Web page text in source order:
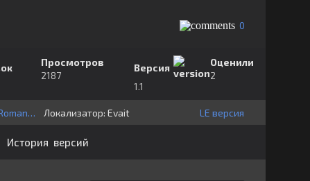
0
Просмотров
2187
Версия
1.1
Оценили
2
Mihail Romanov Локализатор: ⁣⁣⁣Evait LE версия
История версий